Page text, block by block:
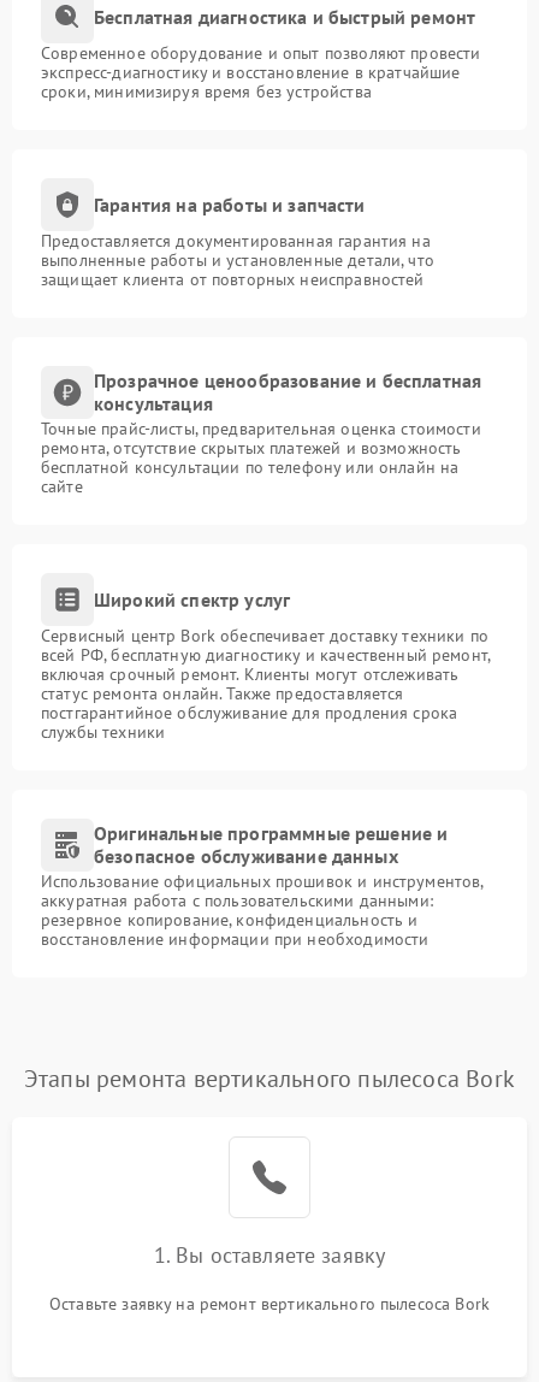
Бесплатная диагностика и быстрый ремонт
Современное оборудование и опыт позволяют провести
экспресс-диагностику и восстановление в кратчайшие
сроки, минимизируя время без устройства
Гарантия на работы и запчасти
Предоставляется документированная гарантия на
выполненные работы и установленные детали, что
защищает клиента от повторных неисправностей
Прозрачное ценообразование и бесплатная
консультация
Точные прайс-листы, предварительная оценка стоимости
ремонта, отсутствие скрытых платежей и возможность
бесплатной консультации по телефону или онлайн на
сайте
Широкий спектр услуг
Сервисный центр Bork обеспечивает доставку техники по
всей РФ, бесплатную диагностику и качественный ремонт,
включая срочный ремонт. Клиенты могут отслеживать
статус ремонта онлайн. Также предоставляется
постгарантийное обслуживание для продления срока
службы техники
Оригинальные программные решение и
безопасное обслуживание данных
Использование официальных прошивок и инструментов,
аккуратная работа с пользовательскими данными:
резервное копирование, конфиденциальность и
восстановление информации при необходимости
Этапы ремонта вертикального пылесоса Bork
1. Вы оставляете заявку
Оставьте заявку на ремонт вертикального пылесоса Bork